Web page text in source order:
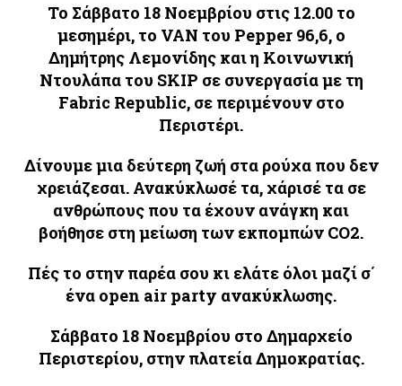
Το Σάββατο 18 Νοεμβρίου στις 12.00 το
μεσημέρι, το VAN του Pepper 96,6, ο
Δημήτρης Λεμονίδης και η Kοινωνική
Ντουλάπα του SKIP σε συνεργασία με τη
Fabric Republic, σε περιμένουν στο
Περιστέρι.
Δίνουμε μια δεύτερη ζωή στα ρούχα που δεν
χρειάζεσαι. Ανακύκλωσέ τα, χάρισέ τα σε
ανθρώπους που τα έχουν ανάγκη και
βοήθησε στη μείωση των εκπομπών CO2.
Πές το στην παρέα σου κι ελάτε όλοι μαζί σ΄
ένα open air party ανακύκλωσης.
Σάββατο 18 Νοεμβρίου στο Δημαρχείο
Περιστερίου, στην πλατεία Δημοκρατίας.